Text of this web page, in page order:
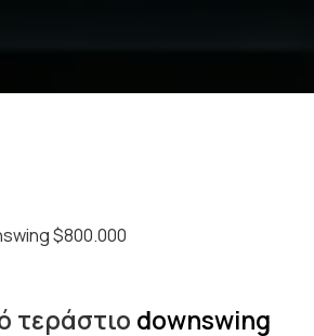
$800.000
τεράστιο downswing